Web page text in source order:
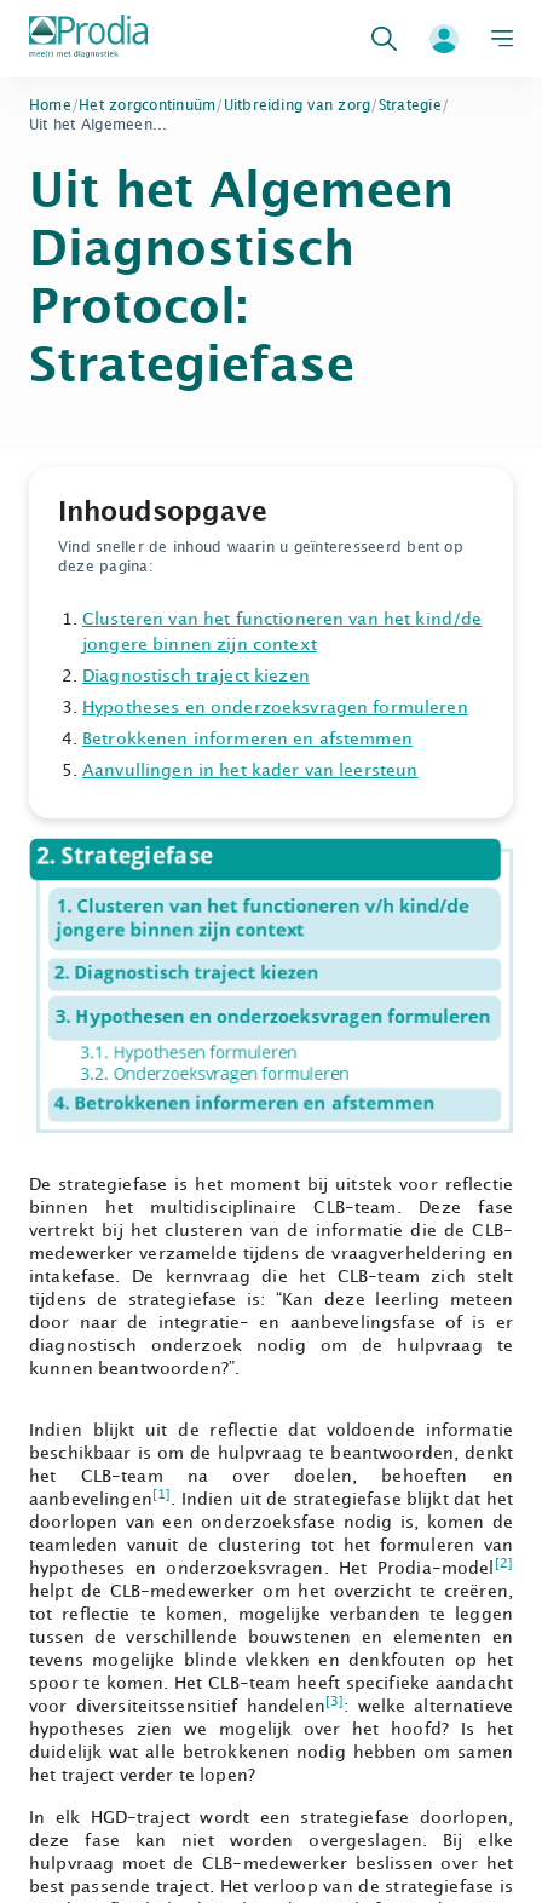
Zoeken
Home / Het zorgcontinuüm/ Uitbreiding van zorg/Strategie /
Uit het Algemeen...
Uit het Algemeen
Diagnostisch
Protocol:
Strategiefase
De strategiefase is het moment bij uitstek voor reflectie
binnen het multidisciplinaire CLB-team. Deze fase
vertrekt bij het clusteren van de informatie die de CLB-
medewerker verzamelde tijdens de vraagverheldering en
intakefase. De kernvraag die het CLB-team zich stelt
tijdens de strategiefase is: “Kan deze leerling meteen
door naar de integratie- en aanbevelingsfase of is er
diagnostisch onderzoek nodig om de hulpvraag te
kunnen beantwoorden?”.
Indien blijkt uit de reflectie dat voldoende informatie
beschikbaar is om de hulpvraag te beantwoorden, denkt
het CLB-team na over doelen, behoeften en
aanbevelingen [1]
. Indien uit de strategiefase blijkt dat het
doorlopen van een onderzoeksfase nodig is, komen de
teamleden vanuit de clustering tot het formuleren van
hypotheses en onderzoeksvragen. Het Prodia-model
[2]
helpt de CLB-medewerker om het overzicht te creëren,
tot reflectie te komen, mogelijke verbanden te leggen
tussen de verschillende bouwstenen en elementen en
tevens mogelijke blinde vlekken en denkfouten op het
spoor te komen. Het CLB-team heeft specifieke aandacht
voor diversiteitssensitief handelen [3] : welke alternatieve
hypotheses zien we mogelijk over het hoofd? Is het
duidelijk wat alle betrokkenen nodig hebben om samen
het traject verder te lopen?
In elk HGD-traject wordt een strategiefase doorlopen,
deze fase kan niet worden overgeslagen. Bij elke
hulpvraag moet de CLB-medewerker beslissen over het
best passende traject. Het verloop van de strategiefase is
Inhoudsopgave
Vind sneller de inhoud waarin u geïnteresseerd bent op
deze pagina:
Clusteren van het functioneren van het kind/de
jongere binnen zijn context
Diagnostisch traject kiezen
Hypotheses en onderzoeksvragen formuleren
Betrokkenen informeren en afstemmen
Aanvullingen in het kader van leersteun